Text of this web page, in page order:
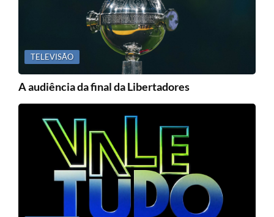
TELEVISÃO
A audiência da final da Libertadores